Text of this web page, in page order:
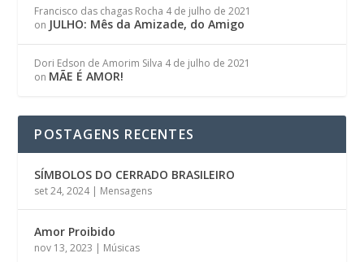
Francisco das chagas Rocha 4 de julho de 2021
on JULHO: Mês da Amizade, do Amigo
Dori Edson de Amorim Silva 4 de julho de 2021
on MÃE É AMOR!
POSTAGENS RECENTES
SÍMBOLOS DO CERRADO BRASILEIRO
set 24, 2024| Mensagens
Amor Proibido
nov 13, 2023 | Músicas